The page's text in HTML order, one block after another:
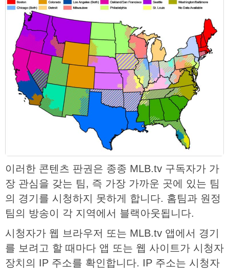
이러한 콘텐츠 판권은 종종 MLB.tv 구독자가 가
장 관심을 갖는 팀, 즉 가장 가까운 곳에 있는 팀
의 경기를 시청하지 못하게 합니다. 홈팀과 원정
팀의 방송이 각 지역에서 블랙아웃됩니다.
시청자가 웹 브라우저 또는 MLB.tv 앱에서 경기
를 보려고 할 때마다 앱 또는 웹 사이트가 시청자
장치의 IP 주소를 확인합니다. IP 주소는 시청자